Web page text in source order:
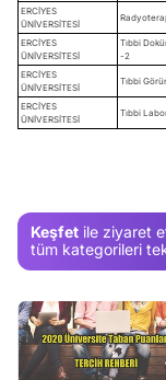
ERCİYES
ÜNİVERSİTESİ
ERCİYES
ÜNİVERSİTESİ
Tıbbi
-2
ERCİYES
ÜNİVERSİTESİ
Tıbbi
ERCİYES
ÜNİVERSİTESİ
Tıbbi
Keşfet ile ziyaret
tüm kategorileri